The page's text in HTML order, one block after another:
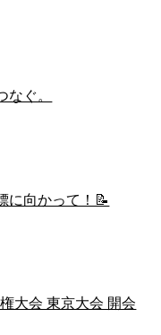
ぐ。
に向かって！📝
大会 東京大会 開会